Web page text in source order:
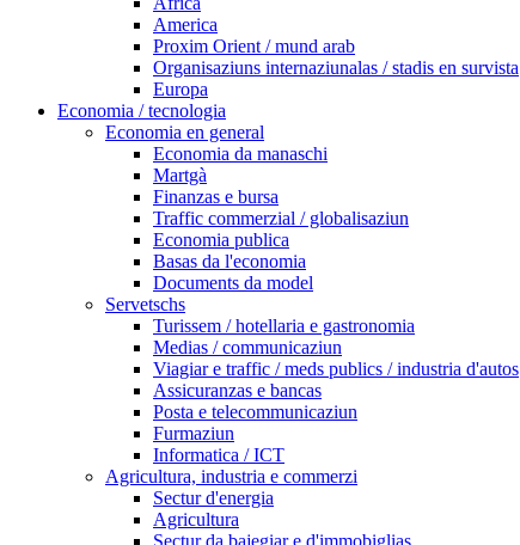
America
Proxim Orient / mund arab
Organisaziuns internaziunalas / stadis en survista
Europa
Economia / tecnologia
Economia en general
Economia da manaschi
Martgà
Finanzas e bursa
Traffic commerzial / globalisaziun
Economia publica
Basas da l'economia
Documents da model
Servetschs
Turissem / hotellaria e gastronomia
Medias / communicaziun
Viagiar e traffic / meds publics / industria d'autos
Assicuranzas e bancas
Posta e telecommunicaziun
Furmaziun
Informatica / ICT
Agricultura, industria e commerzi
Sectur d'energia
Agricultura
Sectur da bajegiar e d'immobiglias